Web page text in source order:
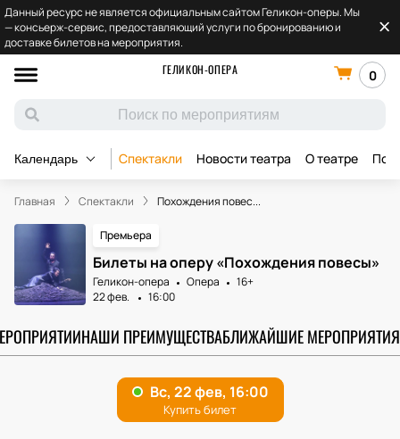
Данный ресурс не является официальным сайтом Геликон-оперы. Мы
— консьерж-сервис, предоставляющий услуги по бронированию и
доставке билетов на мероприятия.
ГЕЛИКОН-ОПЕРА
0
Календарь Спектакли Новости театра О театре
Главная Спектакли Похождения повес...
Премьера
Билеты на оперу «Похождения повесы»
Геликон-опера Опера
16+
22 фев.
16:00
НАШИ ПРЕИМУЩЕСТВАБЛИЖАЙШИЕ МЕРОПРИЯТИЯ